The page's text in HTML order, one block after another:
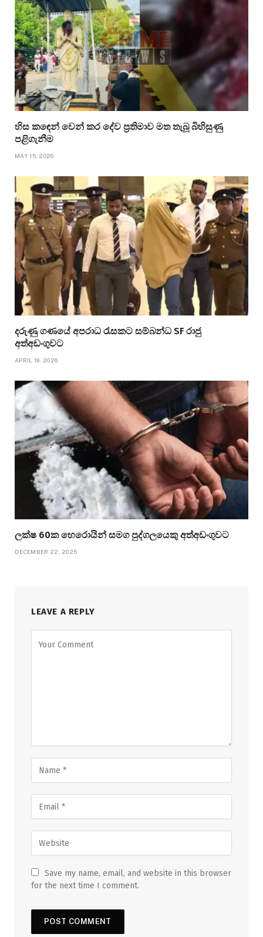
හිස කඳෙන් වෙන් කර දේව ප්‍රතිමාව මත තැබූ බිහිසුණු
පළිගැනීම
MAY 15, 2026
දරුණු ගණයේ අපරාධ රැසකට සම්බන්ධ SF රාජු
අත්අඩංගුවට
APRIL 19, 2026
ලක්ෂ 60ක හෙරොයින් සමග පුද්ගලයෙකු අත්අඩංගුවට
DECEMBER 22, 2025
LEAVE A REPLY
Save my name, email, and website in this browser
for the next time I comment.